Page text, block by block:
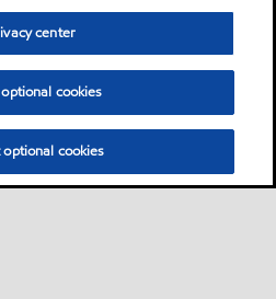
center
cookies
cookies